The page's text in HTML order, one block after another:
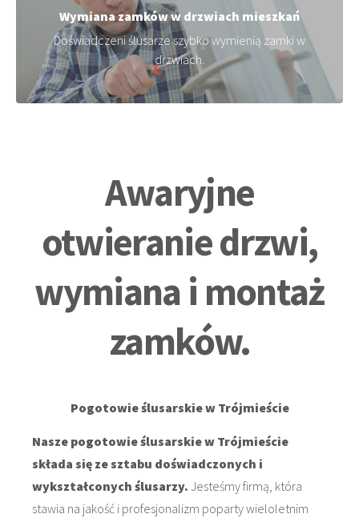
Wymiana zamków w drzwiach mieszkań
Doświadczeni ślusarze szybko wymienią zamki w
drzwiach.
Awaryjne
otwieranie drzwi,
wymiana i montaż
zamków.
Pogotowie ślusarskie w Trójmieście
Nasze pogotowie ślusarskie w Trójmieście
składa się ze sztabu doświadczonych i
wykształconych ślusarzy. Jesteśmy firmą, która
stawia na jakość i profesjonalizm poparty wieloletnim